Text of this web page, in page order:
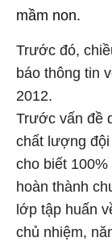
mầm non.
Trước đó,
báo thông tin
2012.
Trước vấn đề
chất lượng
cho biết
hoàn thành
lớp tập huấn
chủ nhiệm,